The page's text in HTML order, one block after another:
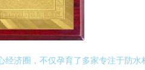
济圈，不仅孕育了多家专注于防